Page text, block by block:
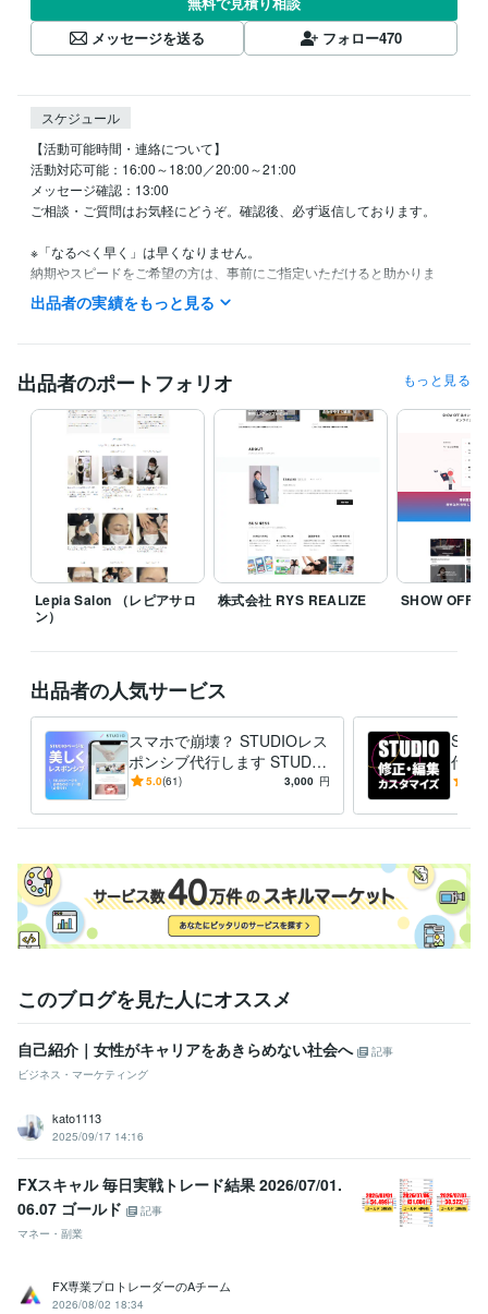
メッセージを送る
フォロー470
スケジュール
【活動可能時間・連絡について】
活動対応可能：16:00～18:00／20:00～21:00
メッセージ確認：13:00
ご相談・ご質問はお気軽にどうぞ。確認後、必ず返信しております。
※「なるべく早く」は早くなりません。
納期やスピードをご希望の方は、事前にご指定いただけると助かりま
す。
ます。
少し堅く感じる方もいらっしゃるかもしれませんが、信頼性重視の表現
としてご理解ください。
【業務スタンスと自己紹介】
私は**「迷わない構文」をベースに、Webデザインと価値観設計を行っ
ています。**
丁寧に、必要なものだけを見極めて形にするスタイルです。
お急ぎ対応や派手な表現よりも、「納得感」と「整った言葉」を重視し
個人・法人・制作会社さま問わず、構文的思考でサポートします。
「整理してから頼みたい」方も、「何を頼めばいいか分からない」方
【略歴】
文系大卒 → 社会不適応 → 石油ストーブ営業 → 離脱
「売れること」に違和感を感じ、意味のある“選ばれる設計”を探し始める
2019年：独学と職業訓練でデザインを習得
経験職種
デザイナー / Webデザイナー
デザイナー / UI/UXデザイナー 経験年数 : 5年
デザイナー / 企画書・資料デザイナー 経験年数 : 5年
営業 / 法人営業 経験年数 : 5年
職歴
受賞歴
績10件突破
成
資格・検定
アロマテラピー検定1級 取得年 : 2020年
ビジネス・クリエイティブツール
ChatGPT:1年Adobe Photoshop:1年
Adobe XD:1年
出品者の実績をもっと見る
出品者のポートフォリオ もっと見る
Lepia Salon （レピアサロ
ン）
株式会社 RYS REALIZE SHOW OFF
出品者の人気サービス
スマホで崩壊？ STUDIOレス
ポンシブ代行します STUDIO
サイト、スマホでガタガタ？
5.0(61) 3,000 円
代行
度と
このブログを見た人にオススメ
自己紹介｜女性がキャリアをあきらめない社会へ
記事
ビジネス・マーケティング
kato1113
2025/09/17 14:16
FXスキャル 毎日実戦トレード結果 2026/07/01.
06.07 ゴールド
記事
マネー・副業
FX専業プロトレーダーのAチーム
2026/08/02 18:34